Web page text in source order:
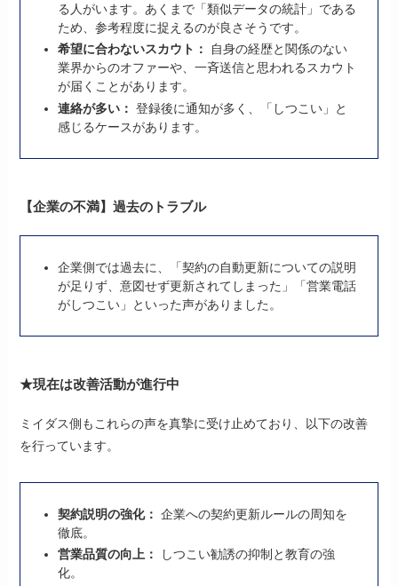
る人がいます。あくまで「類似データの統計」である
ため、参考程度に捉えるのが良さそうです。
希望に合わないスカウト：
自身の経歴と関係のない
業界からのオファーや、一斉送信と思われるスカウト
が届くことがあります。
連絡が多い： 登録後に通知が多く、「しつこい」と
感じるケースがあります。
【企業の不満】過去のトラブル
企業側では過去に、「契約の自動更新についての説明
が足りず、意図せず更新されてしまった」「営業電話
がしつこい」といった声がありました。
★現在は改善活動が進行中
ミイダス側もこれらの声を真摯に受け止めており、以下の改善
を行っています。
契約説明の強化： 企業への契約更新ルールの周知を
徹底。
営業品質の向上：
しつこい勧誘の抑制と教育の強
化。